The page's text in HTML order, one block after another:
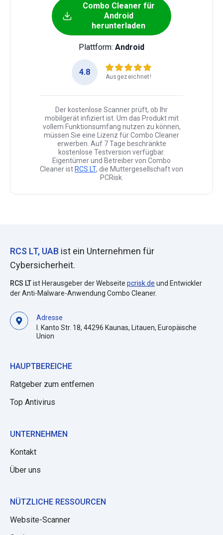
Combo Cleaner für
Android
herunterladen
Plattform: Android
4.8
Ausgezeichnet!
Der kostenlose Scanner prüft, ob Ihr
mobilgerät infiziert ist. Um das Produkt mit
vollem Funktionsumfang nutzen zu können,
müssen Sie eine Lizenz für Combo Cleaner
erwerben. Auf 7 Tage beschränkte
kostenlose Testversion verfügbar.
Eigentümer und Betreiber von Combo
Cleaner ist RCS LT, die Muttergesellschaft von
PCRisk.
RCS LT, UAB ist ein Unternehmen für
Cybersicherheit.
RCS LTist Herausgeber der Webseite pcrisk.de und Entwickler
der Anti-Malware-Anwendung Combo Cleaner.
Adresse
I. Kanto Str. 18, 44296 Kaunas, Litauen, Europäische
Union
HAUPTBEREICHE
Ratgeber zum entfernen
Top Antivirus
UNTERNEHMEN
Kontakt
Über uns
NÜTZLICHE RESSOURCEN
Website-Scanner